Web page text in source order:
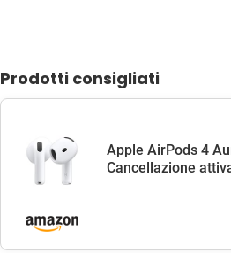
Prodotti consigliati
Apple AirPods 4
Cancellazione